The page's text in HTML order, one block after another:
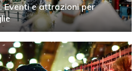
Eventi e attrazioni per